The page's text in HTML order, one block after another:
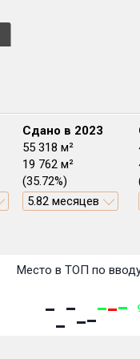
Сдано в 2023
55 318 м²
19 762 м²
(35.72%)
5.82 месяцев
Место в ТОП по